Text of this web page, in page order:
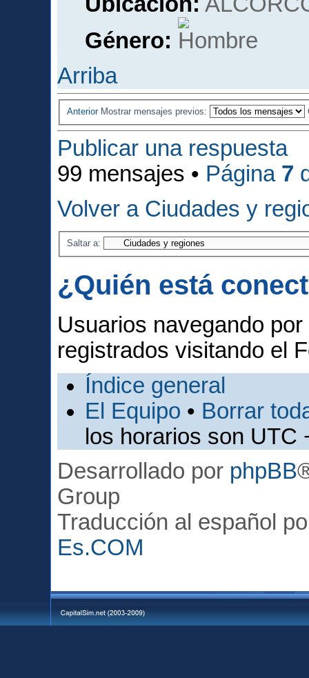
Género:
Arriba
Anterior Mostrar mensajes previos:
Publicar una respuesta
99 mensajes • Página 7
Volver a Ciudades y
Saltar a:
¿Quién está
Usuarios navegando
registrados visitando el
Índice general
El Equipo • Borrar
los horarios son UTC
Desarrollado por phpBB
Group
Traducción al español
Es.COM